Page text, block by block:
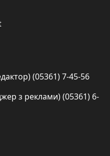
(05361) 7-45-56
з реклами) (05361) 6-